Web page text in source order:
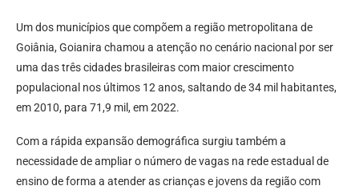
Um dos municípios que compõem a região metropolitana de
Goiânia, Goianira chamou a atenção no cenário nacional por ser
uma das três cidades brasileiras com maior crescimento
populacional nos últimos 12 anos, saltando de 34 mil habitantes,
em 2010, para 71,9 mil, em 2022.
Com a rápida expansão demográfica surgiu também a
necessidade de ampliar o número de vagas na rede estadual de
ensino de forma a atender as crianças e jovens da região com